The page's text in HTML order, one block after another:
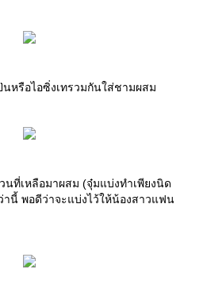
หรือไอซิ่งเทรวมกันใส่ชามผสม
ที่เหลือมาผสม (จุ๋มแบ่งทำเพียงนิด
านี้ พอดีว่าจะแบ่งไว้ให้น้องสาวแฟน